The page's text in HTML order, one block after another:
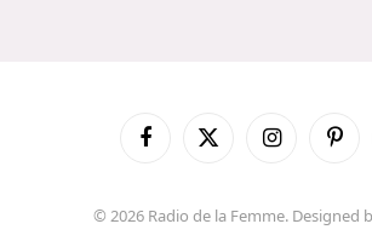
FacebookX
Instagram
© 2026 Radio de la Femme. Designed